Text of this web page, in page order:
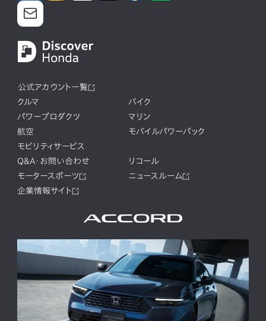
公式アカウント一覧
クルマ
バイク
パワープロダクツ
マリン
航空
モバイルパワーパック
モビリティサービス
Q&A・お問い合わせ
リコール
モータースポーツ
ニュースルーム
企業情報サイト